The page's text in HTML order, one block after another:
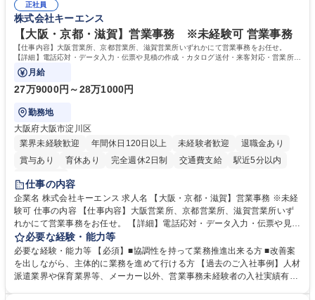
平均100件前後■メール・手紙：同上40件前後 募集職種 中野本社【お客様
相談室】お客様のお声をもとにより良い商品づくりへ貢献
すのでご安心ください。 【当社について】キリングループの広報機能を担
う会社として、お客様との出会いを大切にし、磨き上げたホスピタリティ
を込めてコミュニケーションをとりながら広報関連業務を行っておりま
す。 学歴・資格 学歴：大学院 大学 高専 短大 専修学校 高校 語学力： 資
格：
正社員
株式会社キーエンス
【大阪・京都・滋賀】営業事務 ※未経験可 営業事務
【仕事内容】大阪営業所、京都営業所、滋賀営業所いずれかにて営業事務をお任せ。
【詳細】電話応対・データ入力・伝票や見積の作成・カタログ送付・来客対応・営業所内
で発生する事務業務や業務改善をお任せ。
月給
27万9000円～28万1000円
勤務地
大阪府大阪市淀川区
業界未経験歓迎
年間休日120日以上 未経験者歓迎
退職金あり
賞与あり
育休あり 完全週休2日制 交通費支給
駅近5分以内
土日祝休み
仕事の内容
企業名 株式会社キーエンス 求人名 【大阪・京都・滋賀】営業事務 ※未経
験可 仕事の内容 【仕事内容】大阪営業所、京都営業所、滋賀営業所いず
れかにて営業事務をお任せ。 【詳細】電話応対・データ入力・伝票や見積
の作成・カタログ送付・来客対応・営業所内で発生する事務業務や業務改
善をお任せ。 【教育制度】ご入社後、育成担当とペアになりながらOJTに
て業務を覚えていただくことが可能です。業務システムがきちんと構築さ
れているため、スムーズに仕事に慣れることができる環境です。また、
必要な経験・能力等
必要な経験・能力等 【必須】■協調性を持って業務推進出来る方 ■改善案
を出しながら、主体的に業務を進めて行ける方 【過去のご入社事例】人材
派遣業界や保育業界等、メーカー以外、営業事務未経験者の入社実績有